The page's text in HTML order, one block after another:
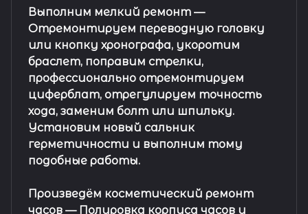
Выполним мелкий ремонт —
Отремонтируем переводную головку
или кнопку хронографа, укоротим
браслет, поправим стрелки,
профессионально отремонтируем
циферблат, отрегулируем точность
хода, заменим болт или шпильку.
Установим новый сальник
герметичности и выполним тому
подобные работы.
Произведём косметический ремонт
часов — Полировка корпуса часов и